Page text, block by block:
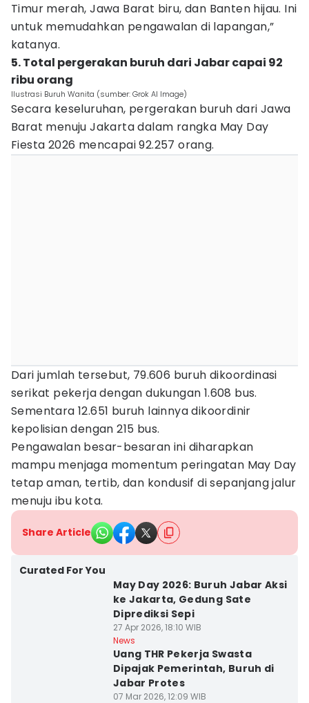
Timur merah, Jawa Barat biru, dan Banten hijau. Ini
untuk memudahkan pengawalan di lapangan,”
katanya.
5. Total pergerakan buruh dari Jabar capai 92
ribu orang
Ilustrasi Buruh Wanita (sumber: Grok AI Image)
Secara keseluruhan, pergerakan buruh dari Jawa
Barat menuju Jakarta dalam rangka May Day
Fiesta 2026 mencapai 92.257 orang.
Dari jumlah tersebut, 79.606 buruh dikoordinasi
serikat pekerja dengan dukungan 1.608 bus.
Sementara 12.651 buruh lainnya dikoordinir
kepolisian dengan 215 bus.
Pengawalan besar-besaran ini diharapkan
mampu menjaga momentum peringatan May Day
tetap aman, tertib, dan kondusif di sepanjang jalur
menuju ibu kota.
Share Article
Curated For You
May Day 2026: Buruh Jabar Aksi
ke Jakarta, Gedung Sate
Diprediksi Sepi
27 Apr 2026, 18:10 WIB
News
Uang THR Pekerja Swasta
Dipajak Pemerintah, Buruh di
Jabar Protes
07 Mar 2026, 12:09 WIB